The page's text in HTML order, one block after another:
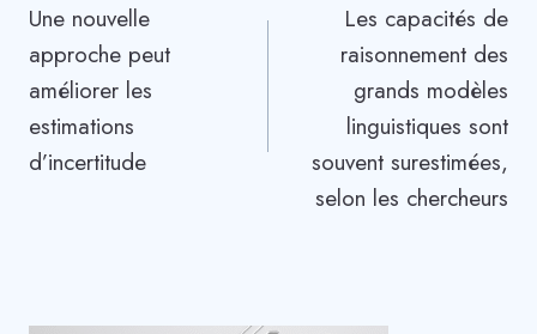
de
l’article
Une nouvelle
approche peut
améliorer les
estimations
d’incertitude
Les capacités de
raisonnement des
grands modèles
linguistiques sont
souvent surestimées,
selon les chercheurs